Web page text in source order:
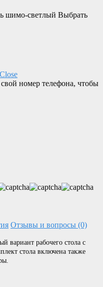
шимо-светлый Выбрать
номер телефона, чтобы
Отзывы и вопросы (0)
вариант рабочего стола с
стола включена также